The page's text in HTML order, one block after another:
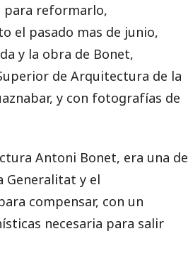
para reformarlo,
el pasado mas de junio,
y la obra de Bonet,
de Arquitectura de la
y con fotografías de
Antoni Bonet, era una de
Generalitat y el
compensar, con un
necesaria para salir